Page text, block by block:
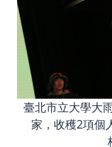
臺北市立大學大
家，收穫2項個